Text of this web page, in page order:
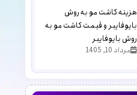
هزینه کاشت مو به روش
بایوفایبر و قیمت کاشت مو به
روش بایوفایبر
مرداد 10, 1405